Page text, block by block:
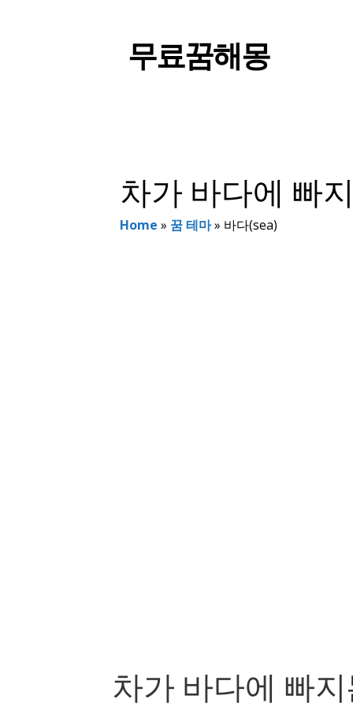
무료꿈해몽
차가 바다에 빠
Home » 꿈 테마» 바다(sea)
차가 바다에 빠